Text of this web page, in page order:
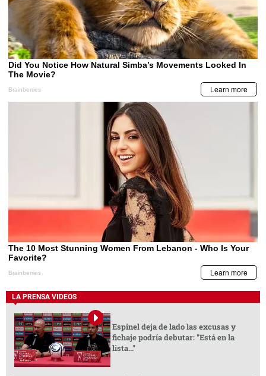
LA PRENSA VIDEOS
Espinel deja de lado las excusas y
fichaje podría debutar: "Está en la
lista..."